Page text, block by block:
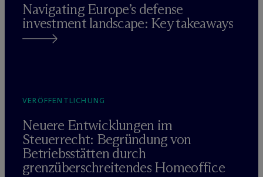
Navigating Europe’s defense
investment landscape: Key takeaways
VERÖFFENTLICHUNG
Neuere Entwicklungen im
Steuerrecht: Begründung von
Betriebsstätten durch
grenzüberschreitendes Homeoffice